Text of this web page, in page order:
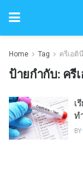
Home Tag ครีเอติ
ป้ายกำกับ: ครี
เ
ท
BY